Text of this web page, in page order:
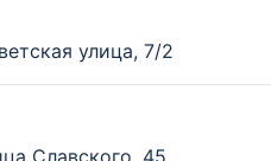
улица, 7/2
Славского, 45